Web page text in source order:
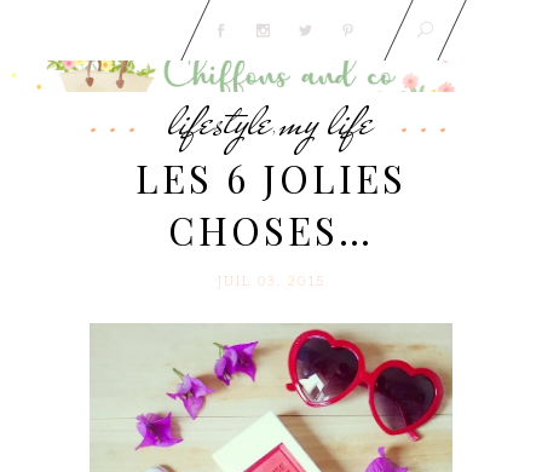
lifestyle,my life
LES 6 JOLIES
CHOSES…
JUIL 03. 2015